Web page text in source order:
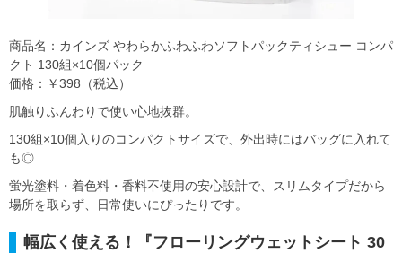
商品名：カインズ やわらかふわふわソフトパックティシュー コンパ
クト 130組×10個パック
価格：￥398（税込）
肌触りふんわりで使い心地抜群。
130組×10個入りのコンパクトサイズで、外出時にはバッグに入れて
も◎
蛍光塗料・着色料・香料不使用の安心設計で、スリムタイプだから
場所を取らず、日常使いにぴったりです。
幅広く使える！『フローリングウェットシート 30